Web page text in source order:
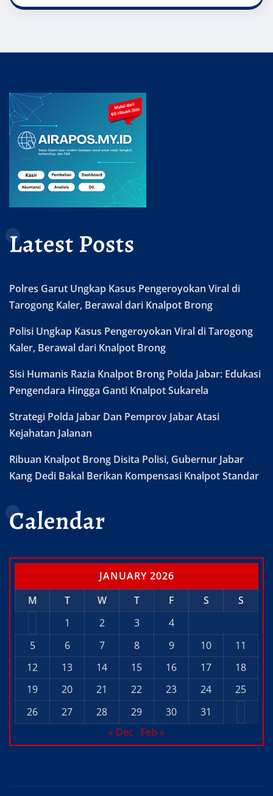
Latest Posts
Polres Garut Ungkap Kasus Pengeroyokan Viral di
Tarogong Kaler, Berawal dari Knalpot Brong
Polisi Ungkap Kasus Pengeroyokan Viral di Tarogong
Kaler, Berawal dari Knalpot Brong
Sisi Humanis Razia Knalpot Brong Polda Jabar: Edukasi
Pengendara Hingga Ganti Knalpot Sukarela
Strategi Polda Jabar Dan Pemprov Jabar Atasi
Kejahatan Jalanan
Ribuan Knalpot Brong Disita Polisi, Gubernur Jabar
Kang Dedi Bakal Berikan Kompensasi Knalpot Standar
Calendar
JANUARY 2026
M
T W T F S
S
1
2 3
4
5
6 7 8 9 10
11
12
13 14 15 16 17
18
19
20 21 22 23 24
25
26
27 28 29 30
31
« Dec
Feb »